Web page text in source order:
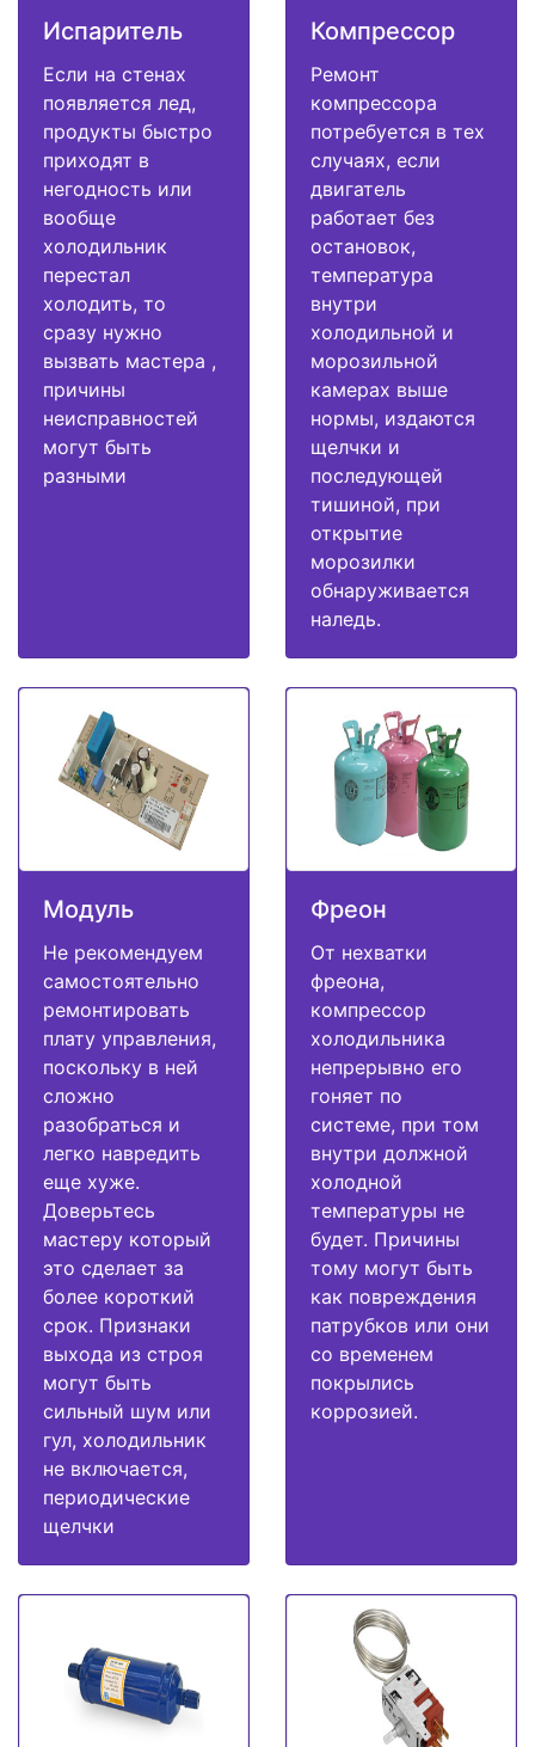
Испаритель
Если на стенах
появляется лед,
продукты быстро
приходят в
негодность или
вообще
холодильник
перестал
холодить, то
сразу нужно
вызвать мастера ,
причины
неисправностей
могут быть
разными
Компрессор
Ремонт
компрессора
потребуется в тех
случаях, если
двигатель
работает без
остановок,
температура
внутри
холодильной и
морозильной
камерах выше
нормы, издаются
щелчки и
последующей
тишиной, при
открытие
морозилки
обнаруживается
наледь.
Модуль
Не рекомендуем
самостоятельно
ремонтировать
плату управления,
поскольку в ней
сложно
разобраться и
легко навредить
еще хуже.
Доверьтесь
мастеру который
это сделает за
более короткий
срок. Признаки
выхода из строя
могут быть
сильный шум или
гул, холодильник
не включается,
периодические
щелчки
Фреон
От нехватки
фреона,
компрессор
холодильника
непрерывно его
гоняет по
системе, при том
внутри должной
холодной
температуры не
будет. Причины
тому могут быть
как повреждения
патрубков или они
со временем
покрылись
коррозией.